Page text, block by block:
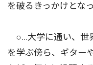
を破るきっかけとなっ
○…大学に通い、世
を学ぶ傍ら、ギター